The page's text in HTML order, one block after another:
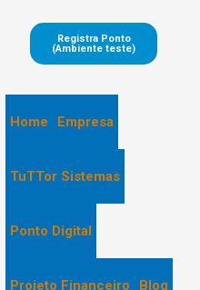
Registra Ponto
(Ambiente teste)
Home Empresa
TuTTor Sistemas
Ponto Digital
Projeto Financeiro Blog